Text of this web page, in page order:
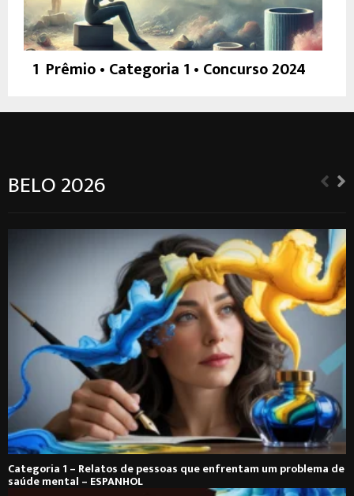
1º Prêmio • Categoria 1 • Concurso 2024
BELO 2026
Categoria 1 – Relatos de pessoas que enfrentam um problema de
saúde mental – ESPANHOL